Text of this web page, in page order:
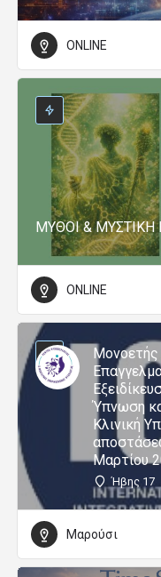
ONLINE
ΜΥΘΟΙ & ΜΥΣΤΙΚΗ
ONLINE
Ύπνωση
Κλινική
Μαρτίου
Ήβης 17
Μαρούσι